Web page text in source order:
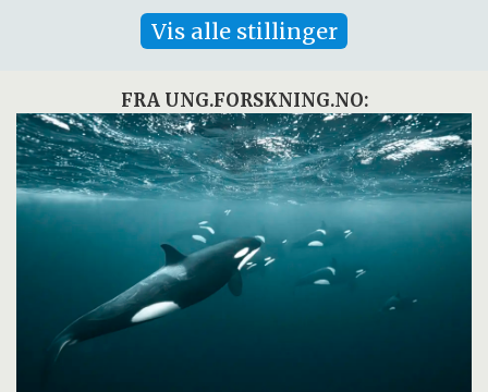
Vis alle stillinger
FRA UNG.FORSKNING.NO: